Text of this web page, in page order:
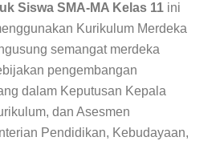
Siswa SMA-MA Kelas 11 ini
Kurikulum Merdeka
semangat merdeka
pengembangan
dalam Keputusan Kepala
dan Asesmen
Pendidikan, Kebudayaan,